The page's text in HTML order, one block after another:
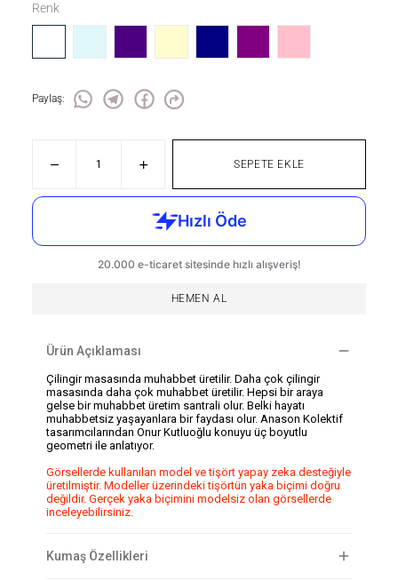
Renk
Paylaş:
SEPETE EKLE
HEMEN AL
Ürün Açıklaması
Çilingir masasında muhabbet üretilir. Daha çok çilingir
masasında daha çok muhabbet üretilir. Hepsi bir araya
gelse bir muhabbet üretim santrali olur. Belki hayatı
muhabbetsiz yaşayanlara bir faydası olur. Anason Kolektif
tasarımcılarından Onur Kutluoğlu konuyu üç boyutlu
geometri ile anlatıyor.
Görsellerde kullanılan model ve tişört yapay zeka desteğiyle
üretilmiştir. Modeller üzerindeki tişörtün yaka biçimi doğru
değildir. Gerçek yaka biçimini modelsiz olan görsellerde
inceleyebilirsiniz.
Kumaş Özellikleri